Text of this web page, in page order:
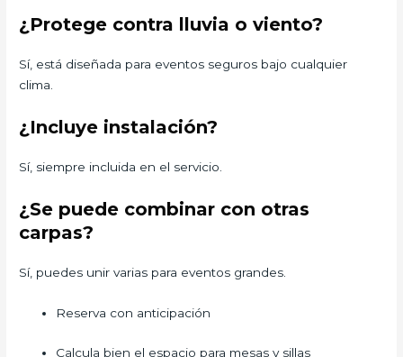
¿Protege contra lluvia o viento?
Sí, está diseñada para eventos seguros bajo cualquier
clima.
¿Incluye instalación?
Sí, siempre incluida en el servicio.
¿Se puede combinar con otras
carpas?
Sí, puedes unir varias para eventos grandes.
Reserva con anticipación
Calcula bien el espacio para mesas y sillas